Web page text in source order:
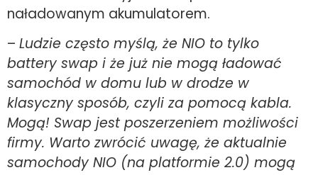
naładowanym akumulatorem.
– Ludzie często myślą, że NIO to tylko
battery swap i że już nie mogą ładować
samochód w domu lub w drodze w
klasyczny sposób, czyli za pomocą kabla.
Mogą! Swap jest poszerzeniem możliwości
firmy. Warto zwrócić uwagę, że aktualnie
samochody NIO (na platformie 2.0) mogą